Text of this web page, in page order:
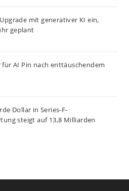
mit generativer KI ein,
geplant
AI Pin nach enttäuschendem
Dollar in Series-F-
steigt auf 13,8 Milliarden